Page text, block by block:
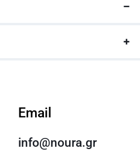
Email
info@noura.gr